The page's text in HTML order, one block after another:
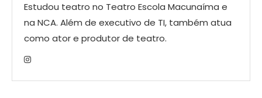
Estudou teatro no Teatro Escola Macunaíma e
na NCA. Além de executivo de TI, também atua
como ator e produtor de teatro.